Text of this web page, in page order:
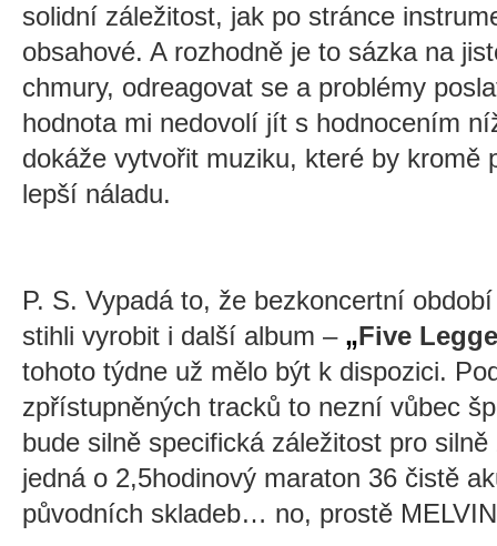
solidní záležitost, jak po stránce
obsahové. A rozhodně je to sázka na
chmury, odreagovat se a problémy
hodnota mi nedovolí jít s hodnocením
dokáže vytvořit muziku, které by kromě
lepší náladu.
P. S. Vypadá to, že bezkoncertní
stihli vyrobit i další album – „Five
tohoto týdne už mělo být k dispozici.
zpřístupněných tracků to nezní vůbec
bude silně specifická záležitost pro
jedná o 2,5hodinový maraton 36 čistě
původních skladeb… no, prostě